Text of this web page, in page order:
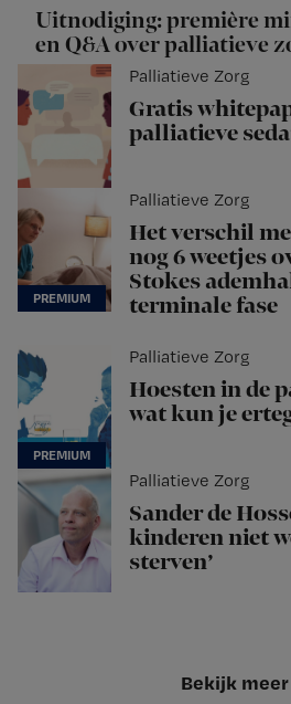
Uitnodiging: première
en Q&A over palliatieve
Palliatieve Zorg
Gratis
palliatieve
Palliatieve Zorg
Het verschil
nog 6 weetjes
Stokes
terminale fase
Palliatieve Zorg
Hoesten in de
wat kun je
Palliatieve Zorg
Sander de
kinderen niet
sterven’
Bekijk meer